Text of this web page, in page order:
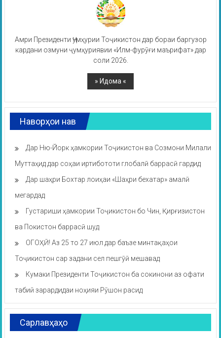
Амри Президенти Ҷумҳурии Тоҷикистон дар бораи баргузор
кардани озмуни ҷумҳуриявии «Илм-фурӯғи маърифат» дар
соли 2026.
Наворҳои нав
Дар Ню-Йорк ҳамкории Тоҷикистон ва Созмони Милали
Муттаҳид дар соҳаи иртибототи глобалӣ баррасӣ гардид
Дар шаҳри Бохтар лоиҳаи «Шаҳри бехатар» амалӣ
мегардад
Густариши ҳамкории Тоҷикистон бо Чин, Қирғизистон
ва Покистон баррасӣ шуд
ОГОҲӢ! Аз 25 то 27 июл дар баъзе минтақаҳои
Тоҷикистон сар задани сел пешгӯӣ мешавад
Кумаки Президенти Тоҷикистон ба сокинони аз офати
табиӣ зарардидаи ноҳияи Рӯшон расид
Сарлавҳаҳо